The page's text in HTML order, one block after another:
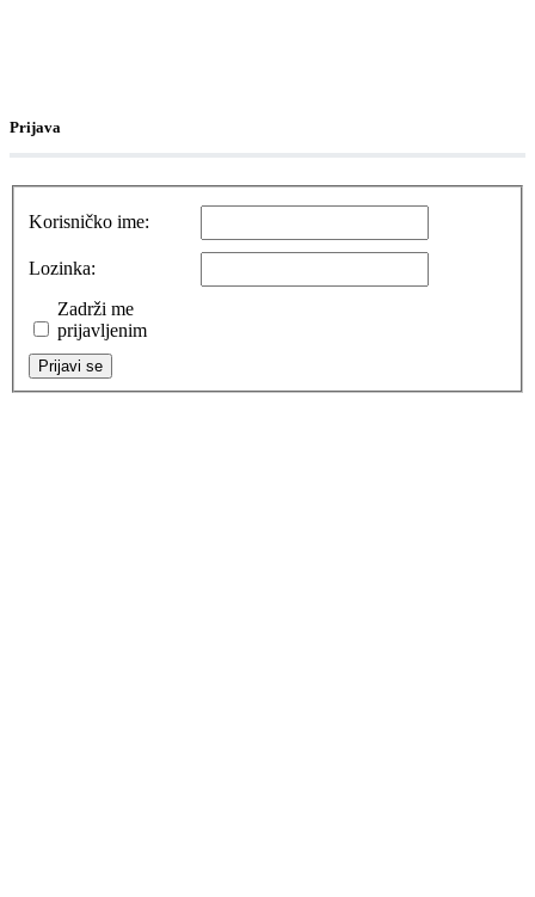
Prijava
Korisničko ime:
Lozinka:
Zadrži me
prijavljenim
Prijavi se